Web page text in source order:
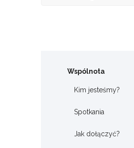
Wspólnota
Kim jesteśmy?
Spotkania
Jak dołączyć?